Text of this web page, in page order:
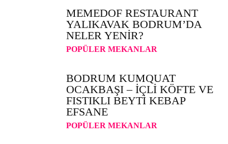
MEMEDOF RESTAURANT
YALIKAVAK BODRUM’DA
NELER YENIR?
POPÜLER MEKANLAR
BODRUM KUMQUAT
OCAKBAŞI – İÇLI KÖFTE VE
FISTIKLI BEYTI KEBAP
EFSANE
POPÜLER MEKANLAR